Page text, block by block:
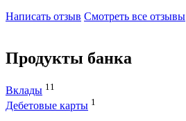
Написать отзыв Смотреть все отзывы
Продукты банка
Вклады 11
Дебетовые карты 1